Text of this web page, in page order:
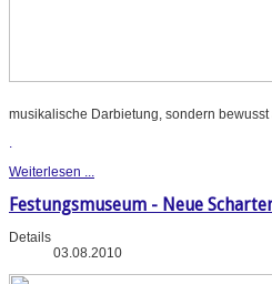
musikalische Darbietung, sondern
Weiterlesen ...
Festungsmuseum - Neue
Details
03.08.2010